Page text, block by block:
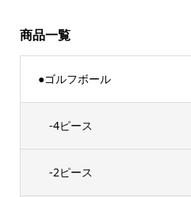
商品一覧
●ゴルフボール
-4ピース
-2ピース